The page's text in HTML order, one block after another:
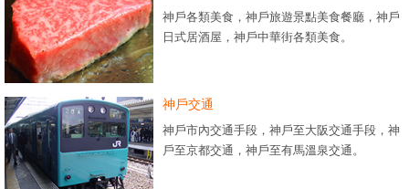
神戶各類美食，神戶旅遊景點美食餐廳，神戶
日式居酒屋，神戶中華街各類美食。
神戶交通
神戶市內交通手段，神戶至大阪交通手段，神
戶至京都交通，神戶至有馬溫泉交通。